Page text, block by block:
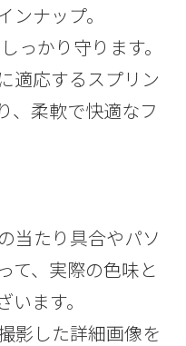
ンナップ。
っかり守ります。
適応するスプリン
、柔軟で快適なフ
当たり具合やパソ
て、実際の色味と
ます。
影した詳細画像を